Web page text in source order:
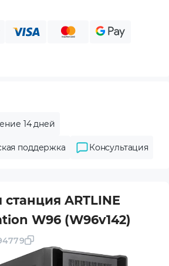
14 дней
поддержка Консультация
станция ARTLINE
W96 (W96v142)